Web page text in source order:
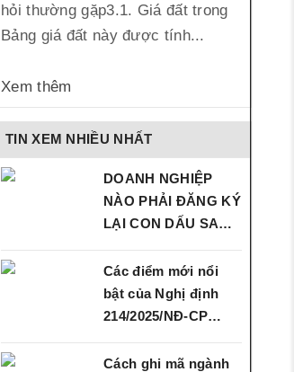
hỏi thường gặp3.1. Giá đất trong
Bảng giá đất này được tính...
Xem thêm
TIN XEM NHIỀU NHẤT
DOANH NGHIỆP
NÀO PHẢI ĐĂNG KÝ
LẠI CON DẤU SAU
Các điểm mới nổi
bật của Nghị định
214/2025/NĐ‑CP…
Cách ghi mã ngành